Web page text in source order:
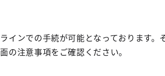
インでの手続が可能となっております。
の注意事項をご確認ください。